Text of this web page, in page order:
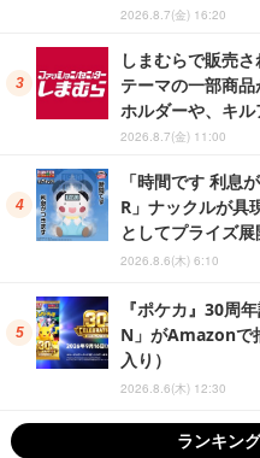
2026.8.7(金) 16:20
しまむらで販売
テーマの一部商
ホルダーや、キ
2026.8.7(金) 11:00
「時間です 利息
R」ナックルが具
としてプライズ展
2026.8.6(木) 6:10
『ポケカ』30周
N」がAmazonで
入り）
2026.8.6(木) 12:30
ランキン